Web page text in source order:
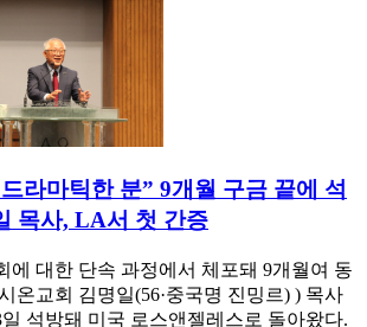
라마틱한 분” 9개월 구금 끝에 석
목사, LA서 첫 간증
에 대한 단속 과정에서 체포돼 9개월여 동
온교회 김명일(56·중국명 진밍르) ) 목사
석방돼 미국 로스앤젤레스로 돌아왔다.